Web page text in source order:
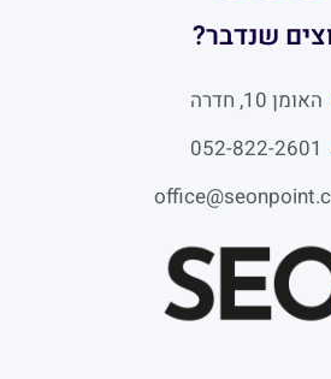
שנדבר?
האומן 10, חדרה
052-822-2601